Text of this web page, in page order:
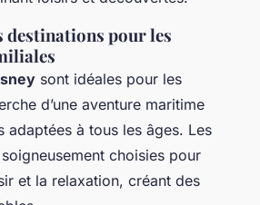
destinations pour les
sont idéales pour les
d’une aventure maritime
adaptées à tous les âges. Les
choisies pour
et la relaxation, créant des